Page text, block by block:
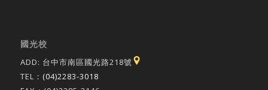
國光校
ADD: 台中市南區國光路218號
TEL： (04)2283-3018